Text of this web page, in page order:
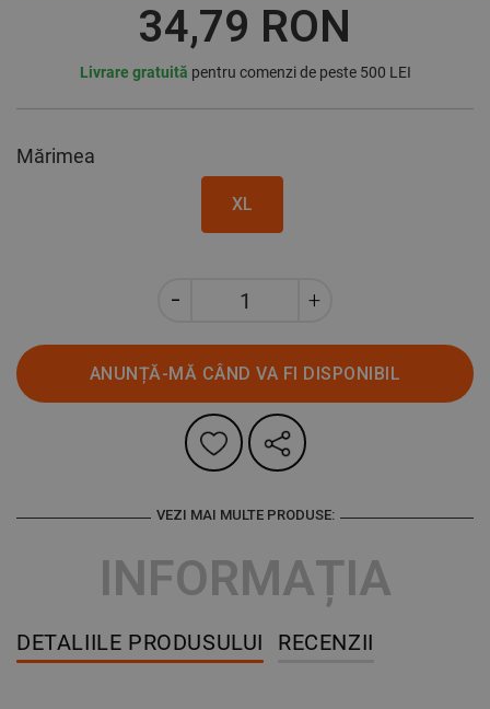
34,79 RON
Livrare gratuită pentru comenzi de peste 500 LEI
Mărimea
XL
ANUNȚĂ-MĂ CÂND VA FI DISPONIBIL
VEZI MAI MULTE PRODUSE:
INFORMAȚIA
DETALIILE PRODUSULUI RECENZII